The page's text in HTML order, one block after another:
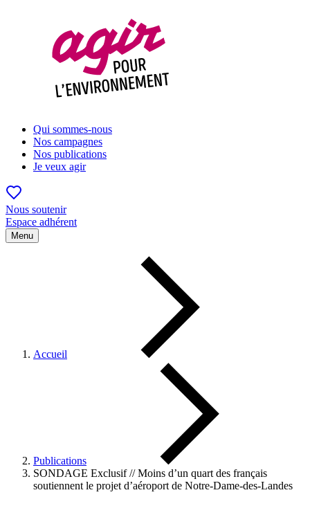
Qui sommes-nous
Nos campagnes
Nos publications
Je veux agir
Nous soutenir
Espace adhérent
Menu
Accueil
Publications
SONDAGE Exclusif // Moins d’un quart des français
soutiennent le projet d’aéroport de Notre-Dame-des-Landes